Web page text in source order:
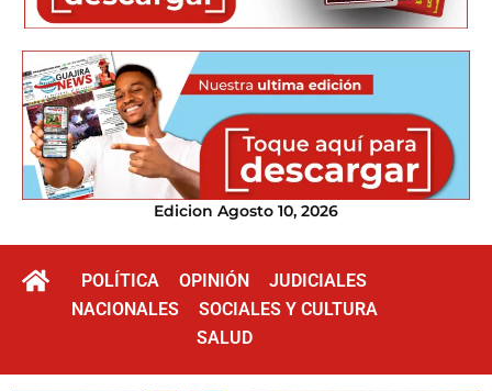
Edicion Agosto 10, 2026
POLÍTICA OPINIÓN
JUDICIALES
NACIONALES
SOCIALES Y CULTURA
SALUD